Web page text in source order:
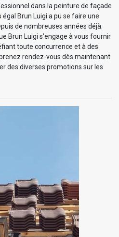
dans la peinture de façade
égal Brun Luigi a pu se faire une
de nombreuses années déjà.
Brun Luigi s’engage à vous fournir
toute concurrence et à des
rendez-vous dès maintenant
des diverses promotions sur les